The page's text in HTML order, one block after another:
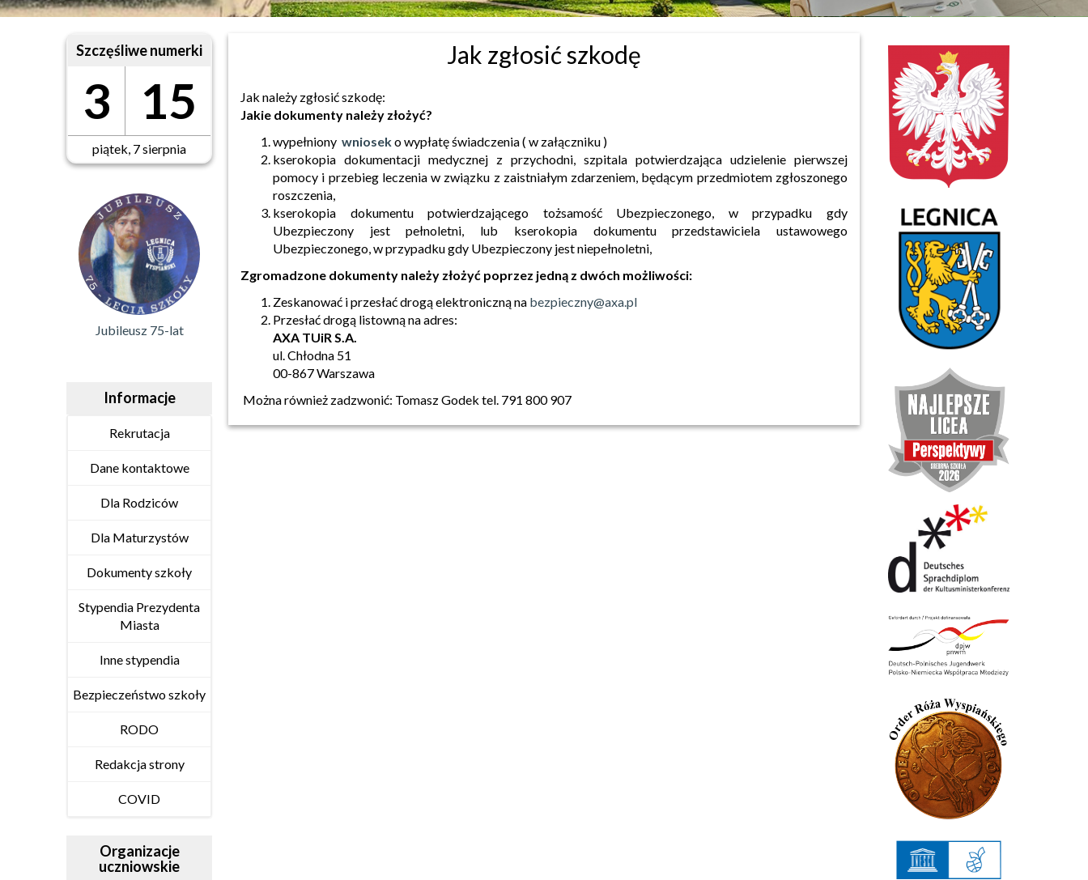
Szczęśliwe numerki
3 15
piątek, 7 sierpnia
Jubileusz 75-lat
Informacje
Rekrutacja
Dane kontaktowe
Dla Rodziców
Dla Maturzystów
Dokumenty szkoły
Stypendia Prezydenta
Miasta
Inne stypendia
Bezpieczeństwo szkoły
RODO
Redakcja strony
COVID
Organizacje
uczniowskie
Jak zgłosić szkodę
Jak należy zgłosićszkodę:
Jakie dokumenty należy złożyć?
wypełniony wnioseko wypłatę świadczenia ( w załączniku )
kserokopia dokumentacji medycznej z przychodni, szpitala potwierdzająca udzielenie pierwszej
pomocy i przebieg leczenia w związku z zaistniałym zdarzeniem, będącym przedmiotem zgłoszonego
roszczenia,
kserokopia dokumentu potwierdzającego tożsamość Ubezpieczonego, w przypadku gdy
Ubezpieczony jest pełnoletni, lub kserokopia dokumentu przedstawiciela ustawowego
Ubezpieczonego, w przypadku gdy Ubezpieczony jest niepełnoletni,
Zgromadzone dokumenty należy złożyć poprzez jedną z dwóch możliwości:
Zeskanować i przesłać drogą elektroniczną na bezpieczny@axa.pl
Przesłać drogą listowną na adres:
AXA TUiR S.A.
ul. Chłodna 51
00-867 Warszawa
Można również zadzwonić: Tomasz Godek tel. 791 800 907